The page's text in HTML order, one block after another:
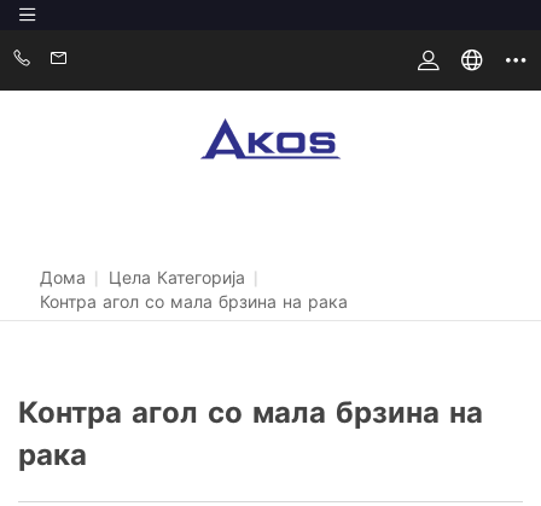
Дома Цела Категорија
Контра агол со мала брзина на рака
Контра агол со мала брзина на
рака